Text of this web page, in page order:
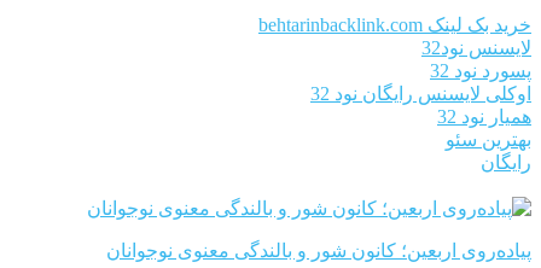
خرید بک لینک behtarinbacklink.com
لایسنس نود32
پسورد نود 32
اوکلی لایسنس رایگان نود 32
همیار نود 32
بهترین سئو
رایگان
پیاده‌روی اربعین؛ کانون شور و بالندگی معنوی نوجوانان